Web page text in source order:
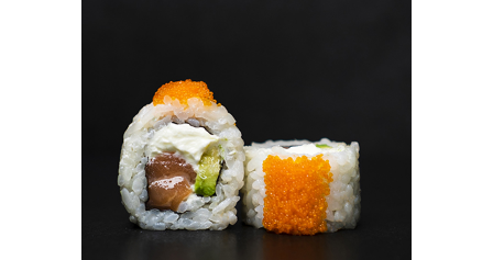
#3 PHILADELPHIA (8TK)